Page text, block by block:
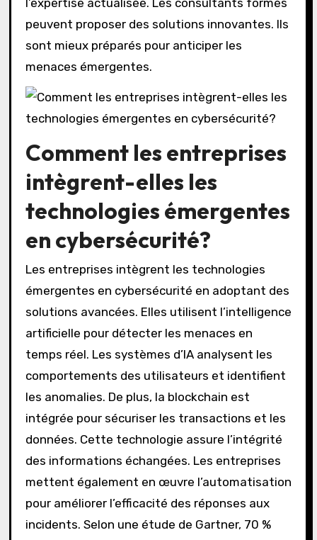
l’expertise actualisée. Les consultants formés
peuvent proposer des solutions innovantes. Ils
sont mieux préparés pour anticiper les
menaces émergentes.
Comment les entreprises
intègrent-elles les
technologies émergentes
en cybersécurité?
Les entreprises intègrent les technologies
émergentes en cybersécurité en adoptant des
solutions avancées. Elles utilisent l’intelligence
artificielle pour détecter les menaces en
temps réel. Les systèmes d’IA analysent les
comportements des utilisateurs et identifient
les anomalies. De plus, la blockchain est
intégrée pour sécuriser les transactions et les
données. Cette technologie assure l’intégrité
des informations échangées. Les entreprises
mettent également en œuvre l’automatisation
pour améliorer l’efficacité des réponses aux
incidents. Selon une étude de Gartner, 70 %